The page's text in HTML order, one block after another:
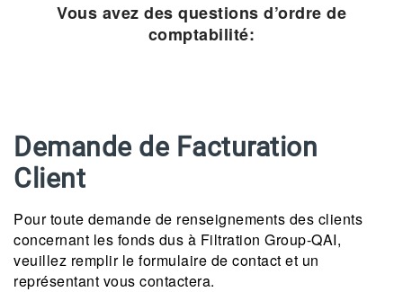
Vous avez des questions d’ordre de
comptabilité:
Demande de Facturation
Client
Pour toute demande de renseignements des clients
concernant les fonds dus à Filtration Group-QAI,
veuillez remplir le formulaire de contact et un
représentant vous contactera.